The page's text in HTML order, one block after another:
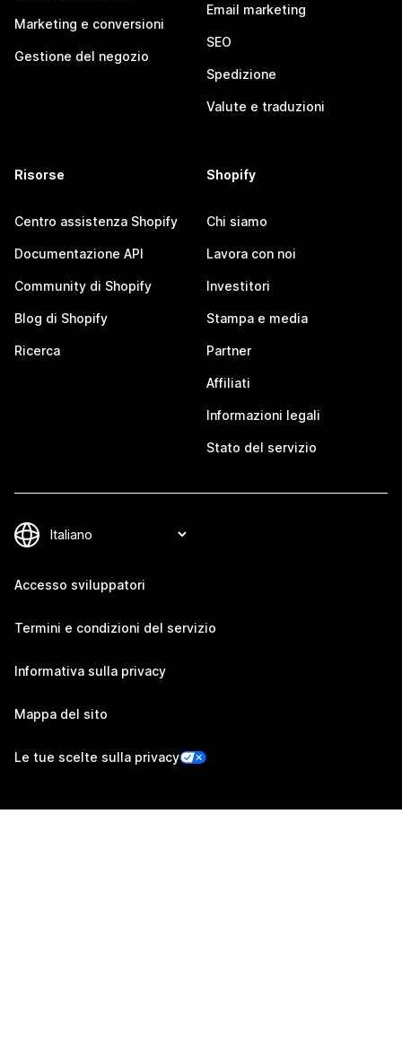
Marketing e conversioni
Gestione del negozio
Email marketing
SEO
Spedizione
Valute e traduzioni
Risorse
Centro assistenza Shopify
Documentazione API
Community di Shopify
Blog di Shopify
Ricerca
Shopify
Chi siamo
Lavora con noi
Investitori
Stampa e media
Partner
Affiliati
Informazioni legali
Stato del servizio
Accesso sviluppatori
Termini e condizioni del servizio
Informativa sulla privacy
Mappa del sito
Le tue scelte sulla privacy